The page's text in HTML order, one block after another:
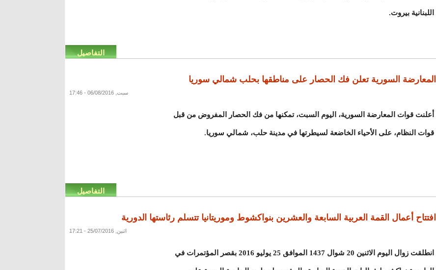
اللبنانية بيروت.
التفاصيل
المعارضة السورية تعلن فك الحصار على مناطقها بحلب شمالي سوريا
سبت, 06/08/2016 - 17:46
أعلنت قوات المعارضة السورية، اليوم السبت، تمكنها من فك الحصار المفروض من قبل
قوات النظام، على الأحياء الخاضعة لسيطرتها في مدينة حلب، شمالي سوريا.
التفاصيل
افتتاح أعمال القمة العربية السابعة والعشرين بنواكشوط وموريتانيا تتسلم رئاستها الدورية
اثنين, 25/07/2016 - 17:21
انطلقت زوال اليوم الاثنين 20 شوال 1437 الموافق 25 يوليو 2016 بقصر المؤتمرات في